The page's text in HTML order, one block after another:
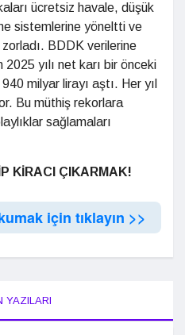
ücretsiz havale, düşük
sistemlerine yöneltti ve
BDDK verilerine
yılı net karı bir önceki
milyar lirayı aştı. Her yıl
Bu müthiş rekorlara
sağlamaları
KİRACI ÇIKARMAK!
için tıklayın >>
YAZILARI